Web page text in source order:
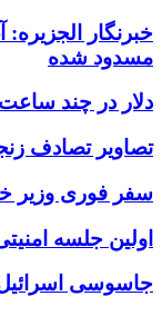
خبرنگار الجزیره:
مسدود شده
دلار در چند ساعت ۱۲ هزار تومان عقب‌نشینی کرد
تصاویر تصادف زنجیره‌ای ۱۲
سفر فوری وزیر
اولین جلسه
جاسوسی